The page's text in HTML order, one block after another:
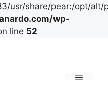
usr/share/pear:/opt/
wp-
line 52